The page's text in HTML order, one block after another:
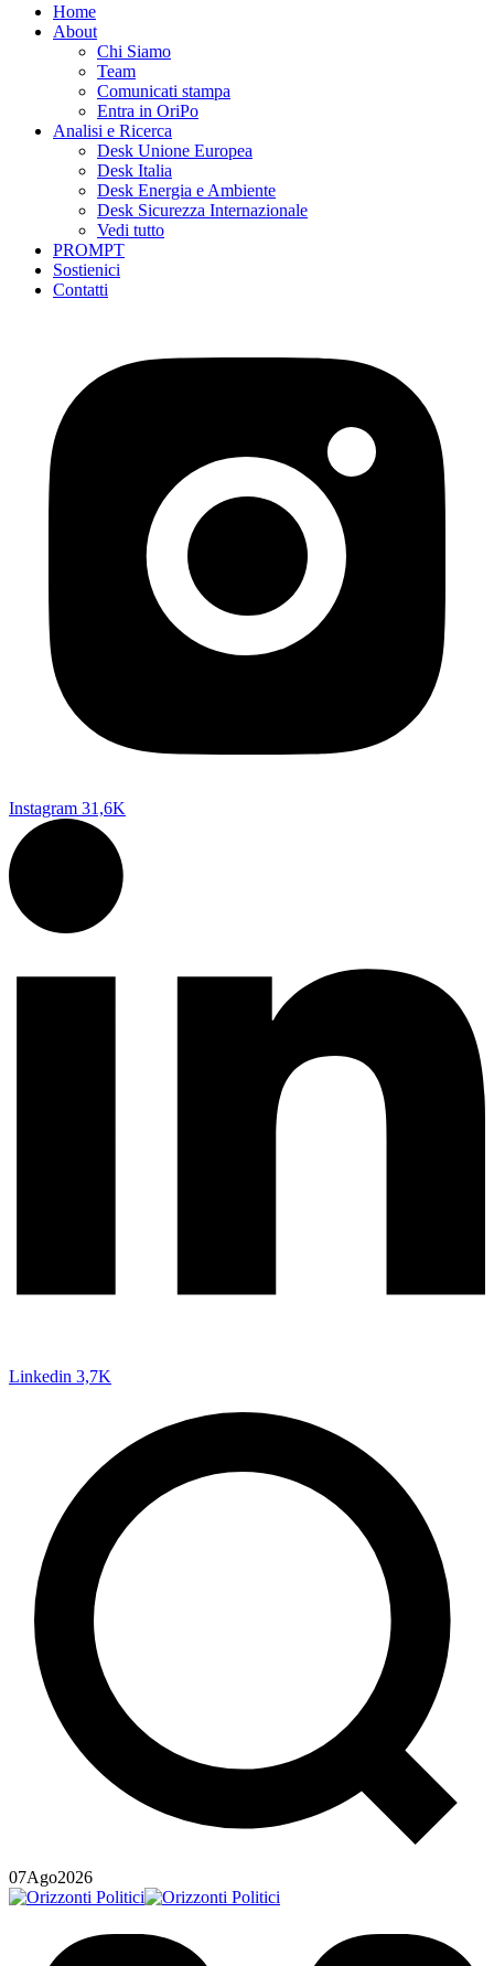
Home
About
Chi Siamo
Team
Comunicati stampa
Entra in OriPo
Analisi e Ricerca
Desk Unione Europea
Desk Italia
Desk Energia e Ambiente
Desk Sicurezza Internazionale
Vedi tutto
PROMPT
Sostienici
Contatti
Instagram 31,6K
Linkedin 3,7K
07Ago2026